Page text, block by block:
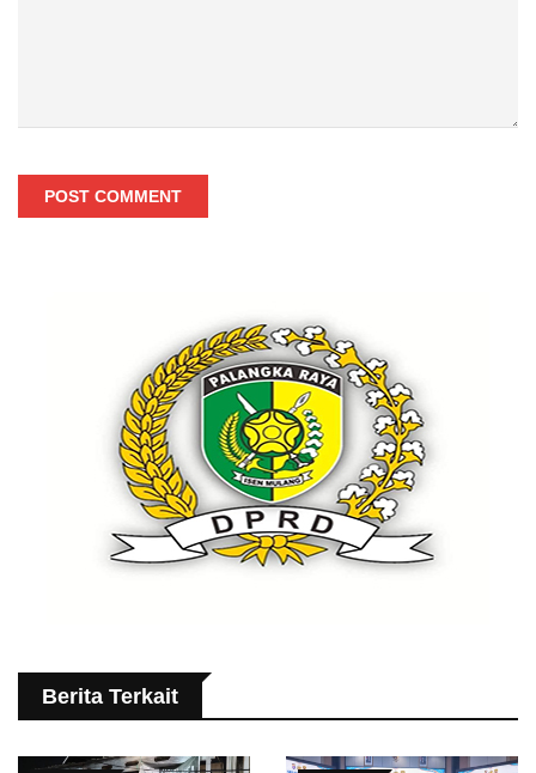
POST COMMENT
Berita Terkait